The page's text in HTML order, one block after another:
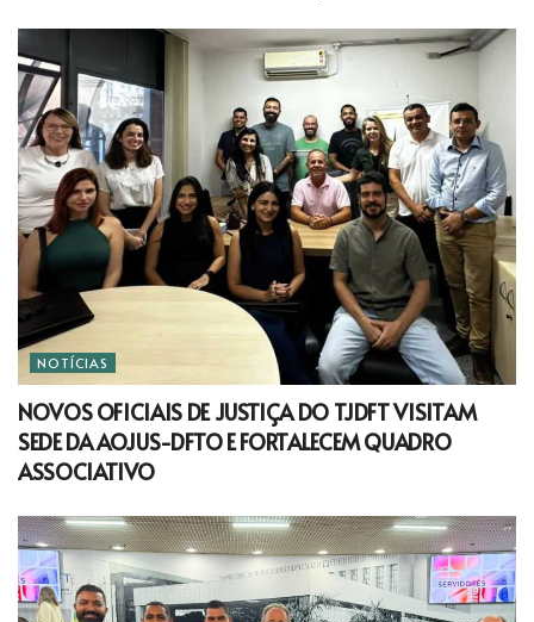
NOTÍCIAS
NOVOS OFICIAIS DE JUSTIÇA DO TJDFT VISITAM
SEDE DA AOJUS-DFTO E FORTALECEM QUADRO
ASSOCIATIVO